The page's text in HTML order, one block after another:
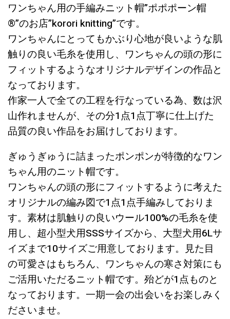
ワンちゃん用の手編みニット帽”ポポポーン帽
®︎”のお店”korori knitting”です。
ワンちゃんにとってもかぶり心地が良いような肌
触りの良い毛糸を使用し、ワンちゃんの頭の形に
フィットするようなオリジナルデザインの作品と
なっております。
作家一人で全ての工程を行なっている為、数は沢
山作れませんが、その分1点1点丁寧に仕上げた
品質の良い作品をお届けしております。
ぎゅうぎゅうに詰まったポンポンが特徴的なワン
ちゃん用のニット帽です。
ワンちゃんの頭の形にフィットするように考えた
オリジナルの編み図で1点1点手編みしておりま
す。 素材は肌触りの良いウール100%の毛糸を使
用し、超小型犬用SSSサイズから、大型犬用6Lサ
イズまで10サイズご用意しております。 見た目
の可愛さはもちろん、ワンちゃんの寒さ対策にも
ご活用いただるニット帽です。 殆どが1点ものと
なっております。一期一会の出会いをお楽しみく
ださいませ。